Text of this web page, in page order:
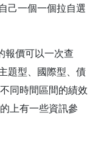
己一個一個拉自選
報價可以一次查
題型、國際型、債
同時間區間的績效
上有一些資訊參